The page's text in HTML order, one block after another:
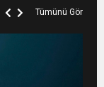
Tümünü Gör